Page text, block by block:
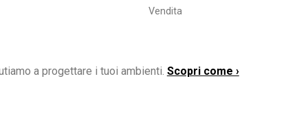
Vendita
a progettare i tuoi ambienti. Scopri come ›